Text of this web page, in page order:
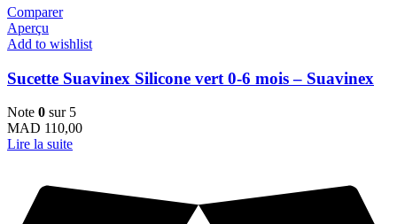
Comparer
Aperçu
Add to wishlist
Sucette Suavinex Silicone vert 0-6 mois – Suavinex
Note 0 sur 5
MAD 110,00
Lire la suite